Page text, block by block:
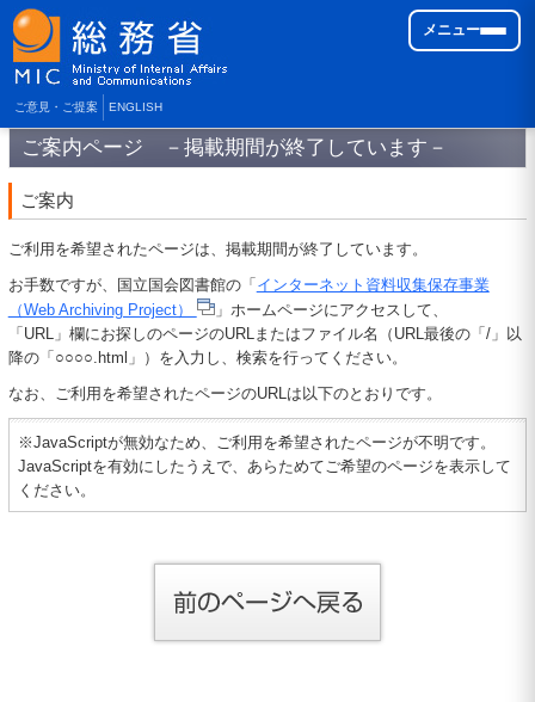
ご意見・ご提案 ENGLISH
メニュー
ご案内ページ －掲載期間が終了しています－
ご案内
ご利用を希望されたページは、掲載期間が終了しています。
お手数ですが、国立国会図書館の「 インターネット資料収集保存事業
（Web Archiving Project）
」ホームページにアクセスして、
「URL」欄にお探しのページのURLまたはファイル名（URL最後の「/」以
降の「○○○○.html」）を入力し、検索を行ってください。
なお、ご利用を希望されたページのURLは以下のとおりです。
※JavaScriptが無効なため、ご利用を希望されたページが不明です。
JavaScriptを有効にしたうえで、あらためてご希望のページを表示して
ください。